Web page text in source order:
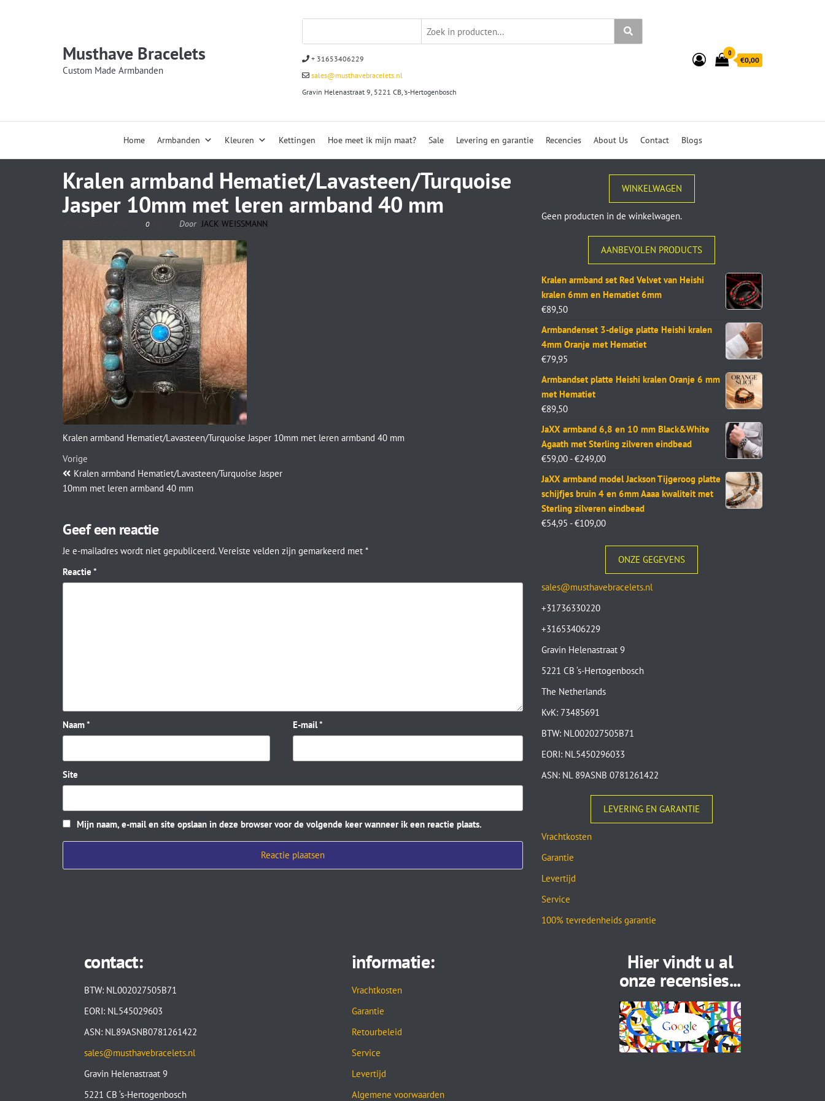
Musthave Bracelets
Custom Made Armbanden
+ 31653406229
sales@musthavebracelets.nl
Gravin Helenastraat 9, 5221 CB, ‘s-Hertogenbosch
0
€0,00
Home Armbanden Kleuren Kettingen Hoe meet ik mijn maat? Sale Levering en garantie Recencies About Us Contact Blogs
Kralen armband Hematiet/Lavasteen/Turquoise
Jasper 10mm met leren armband 40 mm
0 Door JACK WEISSMANN
Kralen armband Hematiet/Lavasteen/Turquoise Jasper 10mm met leren armband 40 mm
Vorige
Kralen armband Hematiet/Lavasteen/Turquoise Jasper
10mm met leren armband 40 mm
Geef een reactie
Je e-mailadres wordt niet gepubliceerd. Vereiste velden zijn gemarkeerd met *
Reactie *
Naam* E-mail*
Site
Mijn naam, e-mail en site opslaan in deze browser voor de volgende keer wanneer ik een reactie plaats.
WINKELWAGEN
Geen producten in de winkelwagen.
AANBEVOLEN PRODUCTS
Kralen armband set Red Velvet van Heishi
kralen 6mm en Hematiet 6mm
€89,50
Armbandenset 3-delige platte Heishi kralen
4mm Oranje met Hematiet
€79,95
Armbandset platte Heishi kralen Oranje 6 mm
met Hematiet
€89,50
JaXX armband 6,8 en 10 mm Black&White
Agaath met Sterling zilveren eindbead
€59,00 - €249,00
JaXX armband model Jackson Tijgeroog platte
schijfjes bruin 4 en 6mm Aaaa kwaliteit met
Sterling zilveren eindbead
€54,95 - €109,00
ONZE GEGEVENS
sales@musthavebracelets.nl
+31736330220
+31653406229
Gravin Helenastraat 9
5221 CB ‘s-Hertogenbosch
The Netherlands
KvK: 73485691
BTW: NL002027505B71
EORI: NL5450296033
ASN: NL 89ASNB 0781261422
LEVERING EN GARANTIE
Vrachtkosten
Garantie
Levertijd
Service
100% tevredenheids garantie
contact:
BTW: NL002027505B71
EORI: NL545029603
ASN: NL89ASNB0781261422
sales@musthavebracelets.nl
Gravin Helenastraat 9
5221 CB ‘s-Hertogenbosch
informatie:
Vrachtkosten
Garantie
Retourbeleid
Service
Levertijd
Algemene voorwaarden
Hier vindt u al
onze recensies...